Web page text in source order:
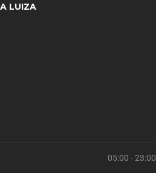
LUIZA
05:00 - 23:00